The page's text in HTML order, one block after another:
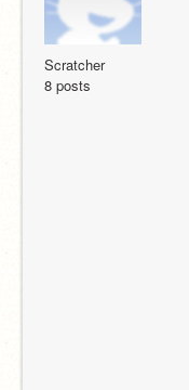
Scratcher
8 posts